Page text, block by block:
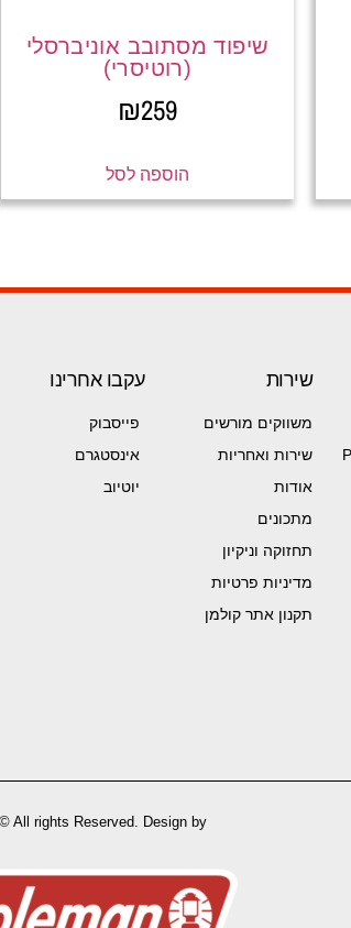
שיפוד מסתובב אוניברסלי
(רוטיסרי)
₪259
הוספה לסל
שירות
משווקים מורשים
שירות ואחריות
אודות
מתכונים
תחזוקה וניקיון
מדיניות פרטיות
תקנון אתר קולמן
עקבו אחרינו
פייסבוק
אינסטגרם
יוטיוב
All rights Reserved. Design by